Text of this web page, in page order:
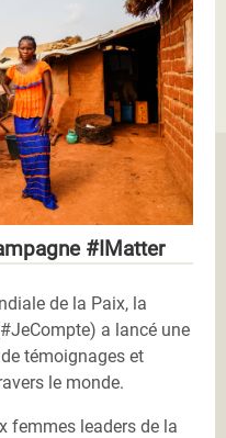
#IMatter
de la Paix, la
a lancé une
témoignages et
le monde.
femmes leaders de la